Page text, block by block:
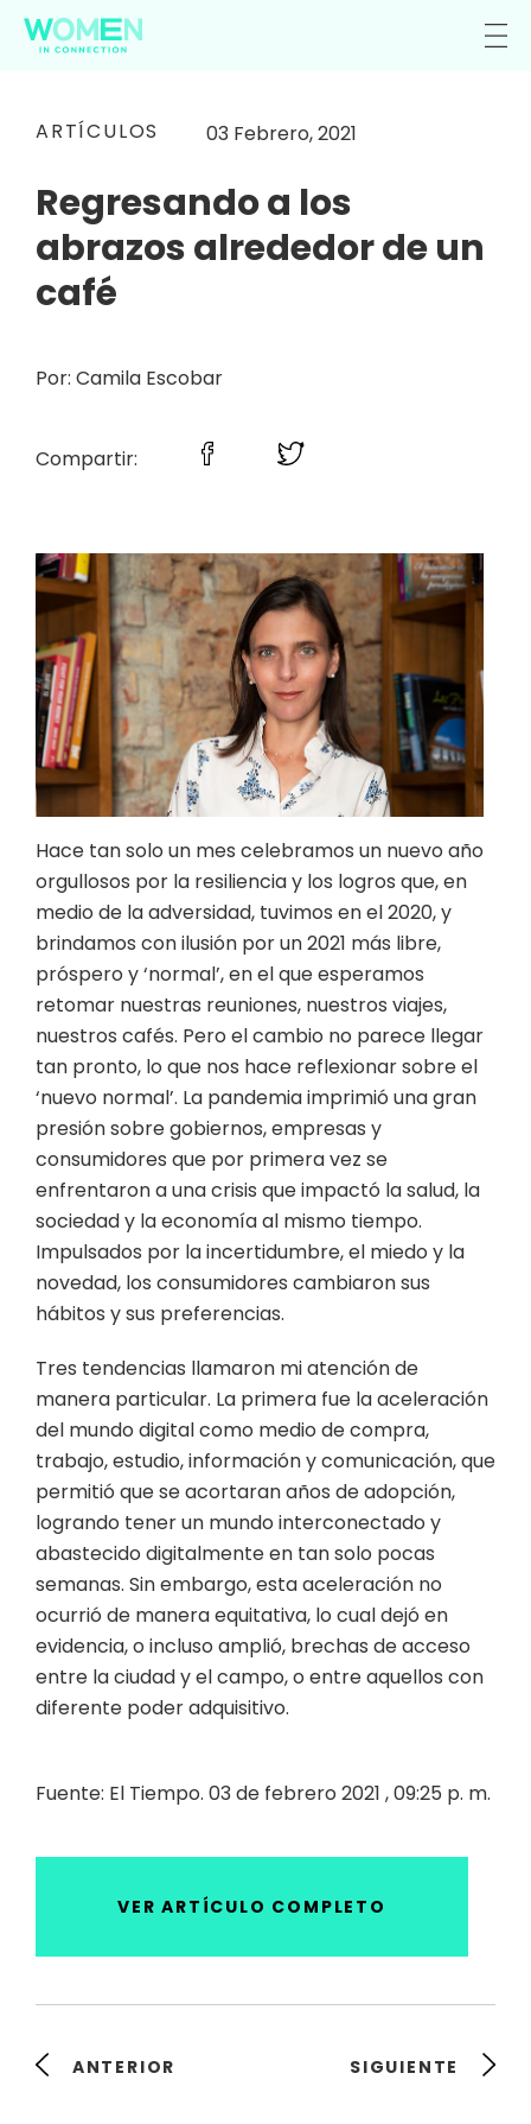
ARTÍCULOS 03 Febrero, 2021
Regresando a los
abrazos alrededor de un
café
Por: Camila Escobar
Compartir:
Hace tan solo un mes celebramos un nuevo año
orgullosos por la resiliencia y los logros que, en
medio de la adversidad, tuvimos en el 2020, y
brindamos con ilusión por un 2021 más libre,
próspero y ‘normal’, en el que esperamos
retomar nuestras reuniones, nuestros viajes,
nuestros cafés. Pero el cambio no parece llegar
tan pronto, lo que nos hace reflexionar sobre el
‘nuevo normal’. La pandemia imprimió una gran
presión sobre gobiernos, empresas y
consumidores que por primera vez se
enfrentaron a una crisis que impactó la salud, la
sociedad y la economía al mismo tiempo.
Impulsados por la incertidumbre, el miedo y la
novedad, los consumidores cambiaron sus
hábitos y sus preferencias.
Tres tendencias llamaron mi atención de
manera particular. La primera fue la aceleración
del mundo digital como medio de compra,
trabajo, estudio, información y comunicación, que
permitió que se acortaran años de adopción,
logrando tener un mundo interconectado y
abastecido digitalmente en tan solo pocas
semanas. Sin embargo, esta aceleración no
ocurrió de manera equitativa, lo cual dejó en
evidencia, o incluso amplió, brechas de acceso
entre la ciudad y el campo, o entre aquellos con
diferente poder adquisitivo.
Fuente: El Tiempo. 03 de febrero 2021 , 09:25 p. m.
VER ARTÍCULO COMPLETO
ANTERIOR SIGUIENTE